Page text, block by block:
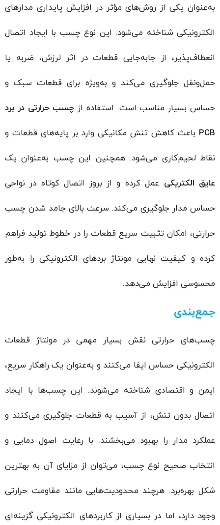
به‌عنوان یکی از روش‌های مؤثر در افزایش پایداری مدارهای
الکترونیکی شناخته می‌شود. این نوع چسب با ایجاد اتصال
انعطاف‌پذیر، از جابه‌جایی قطعات در اثر لرزش، ضربه یا
حمل‌ونقل جلوگیری می‌کند و به‌ویژه برای قطعات سبک و
حساس بسیار مناسب است. استفاده از چسب حرارتی در برد
PCBباعث کاهش تنش مکانیکی وارد بر پایه‌های قطعات و
نقاط لحیم‌کاری می‌شود. همچنین این چسب به‌عنوان یک
عایق الکتریکیعمل کرده و از بروز اتصال کوتاه در نواحی
حساس مدار جلوگیری می‌کند. سرعت بالای جامد شدن چسب
حرارتی، امکان تثبیت سریع قطعات را در خطوط تولید فراهم
کرده و کیفیت نهایی مونتاژ بردهای الکترونیکی را به‌طور
محسوسی افزایش می‌دهد.
جمع‌بندی
چسب‌های حرارتی نقش بسیار مهمی در مونتاژ قطعات
الکترونیکی حساس ایفا می‌کنند و به‌عنوان یک راهکار سریع،
ایمن و اقتصادی شناخته می‌شوند. این چسب‌ها با ایجاد
اتصال بدون تنش، از آسیب به قطعات جلوگیری می‌کنند و
عملکرد مدار را بهبود می‌بخشند. با رعایت اصول دمایی و
انتخاب صحیح نوع چسب، می‌توان از مزایای آن به بهترین
شکل بهره‌برد. هرچند محدودیت‌هایی مانند مقاومت حرارتی
وجود دارد، اما در بسیاری از کاربردهای الکترونیکی گزینه‌ای